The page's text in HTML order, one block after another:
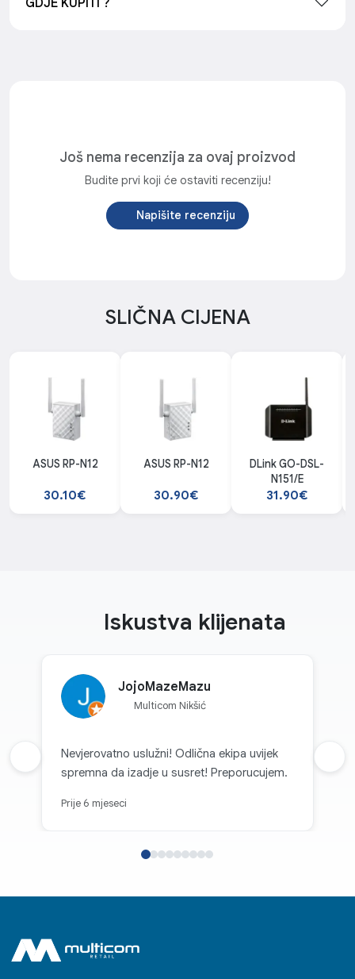
Još nema recenzija za ovaj proizvod
Budite prvi koji će ostaviti recenziju!
Napišite recenziju
SLIČNA CIJENA
ASUS RP-N12
30.10€
ASUS RP-N12
30.90€
DLink GO-DSL-
N151/E
31.90€
Iskustva klijenata
JojoMazeMazu
Multicom Nikšić
Nevjerovatno uslužni! Odlična ekipa uvijek
spremna da izadje u susret! Preporucujem.
Prije 6 mjeseci
Prethodna recenzija